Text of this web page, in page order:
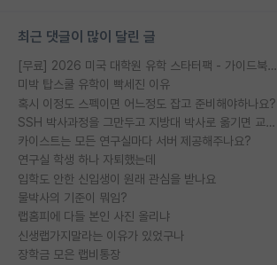
최근 댓글이 많이 달린 글
[무료] 2026 미국 대학원 유학 스타터팩 - 가이드북 & 합격자 컨택메일 템플릿
미박 탑스쿨 유학이 빡세진 이유
혹시 이정도 스펙이면 어느정도 잡고 준비해야하나요?
SSH 박사과정을 그만두고 지방대 박사로 옮기면 교수의 꿈은 끝일까요?
카이스트는 모든 연구실마다 서버 제공해주나요?
연구실 학생 하나 자퇴했는데
입학도 안한 신입생이 원래 관심을 받나요
물박사의 기준이 뭐임?
랩홈피에 다들 본인 사진 올리냐
신생랩가지말라는 이유가 있었구나
장학금 모은 랩비통장